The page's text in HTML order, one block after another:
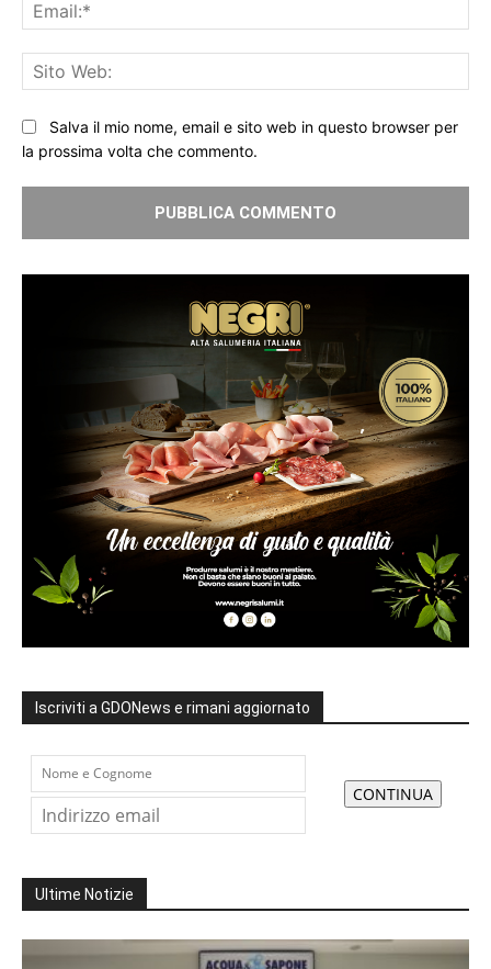
Salva il mio nome, email e sito web in questo browser per
la prossima volta che commento.
Iscriviti a GDONews e rimani aggiornato
Ultime Notizie